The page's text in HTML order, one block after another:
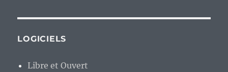
LOGICIELS
Libre et Ouvert